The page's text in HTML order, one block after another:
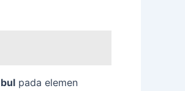
pada elemen